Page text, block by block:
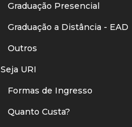
Graduação Presencial
Graduação a Distância - EAD
Outros
Seja URI
Formas de Ingresso
Quanto Custa?